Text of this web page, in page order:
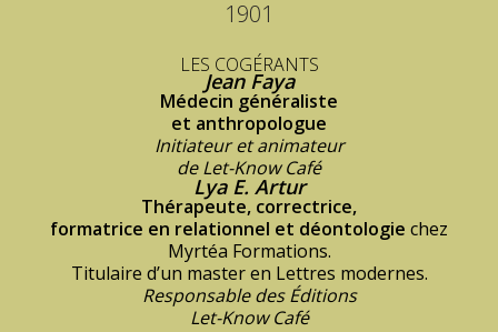
1901
LES COGÉRANTS
Jean Faya
Médecin généraliste
et anthropologue
Initiateur et animateur
de Let-Know Café
Lya E. Artur
Thérapeute, correctrice,
formatrice en relationnel et déontologie chez
Myrtéa Formations.
Titulaire d’un master en Lettres modernes.
Responsable des Éditions
Let-Know Café